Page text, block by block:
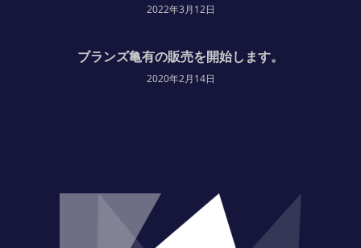
2022年3月12日
ブランズ亀有の販売を開始します。
2020年2月14日